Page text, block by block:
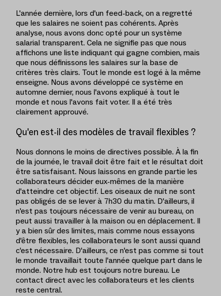
L'année dernière, lors d'un feed-back, on a regretté
que les salaires ne soient pas cohérents. Après
analyse, nous avons donc opté pour un système
salarial transparent. Cela ne signifie pas que nous
affichons une liste indiquant qui gagne combien, mais
que nous définissons les salaires sur la base de
critères très clairs. Tout le monde est logé à la même
enseigne. Nous avons développé ce système en
automne dernier, nous l'avons expliqué à tout le
monde et nous l'avons fait voter. Il a été très
clairement approuvé.
Qu'en est-il des modèles de travail flexibles ?
Nous donnons le moins de directives possible. À la fin
de la journée, le travail doit être fait et le résultat doit
être satisfaisant. Nous laissons en grande partie les
collaborateurs décider eux-mêmes de la manière
d'atteindre cet objectif. Les oiseaux de nuit ne sont
pas obligés de se lever à 7h30 du matin. D'ailleurs, il
n'est pas toujours nécessaire de venir au bureau, on
peut aussi travailler à la maison ou en déplacement. Il
y a bien sûr des limites, mais comme nous essayons
d'être flexibles, les collaborateurs le sont aussi quand
c'est nécessaire. D'ailleurs, ce n'est pas comme si tout
le monde travaillait toute l'année quelque part dans le
monde. Notre hub est toujours notre bureau. Le
contact direct avec les collaborateurs et les clients
reste central.